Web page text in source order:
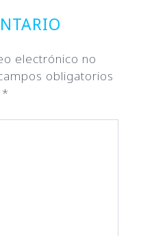
electrónico no
obligatorios
*